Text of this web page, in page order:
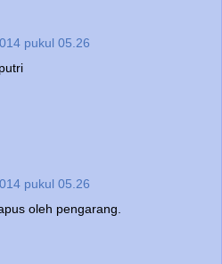
pukul 05.26
pukul 05.26
oleh pengarang.